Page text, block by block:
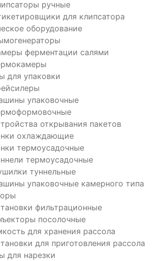
ручные
для клипсатора
оборудование
ферментации салями
для упаковки
упаковочные
открывания пакетов
охлаждающие
термоусадочные
термоусадочные
туннельные
упаковочные камерного типа
фильтрационные
посолочные
для хранения рассола
для приготовления рассола
для нарезки